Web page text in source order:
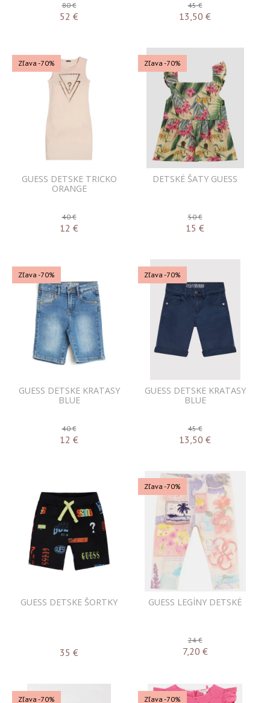
80 €
52 €
45 €
13,50 €
Zľava -70%
GUESS DETSKE TRICKO
ORANGE
40 €
12 €
Zľava -70%
DETSKÉ ŠATY GUESS
50 €
15 €
Zľava -70%
GUESS DETSKE KRATASY
BLUE
40 €
12 €
Zľava -70%
GUESS DETSKE KRATASY
BLUE
45 €
13,50 €
GUESS DETSKE ŠORTKY
35 €
Zľava -70%
GUESS LEGÍNY DETSKÉ
24 €
7,20 €
Zľava -70% Zľava -70%